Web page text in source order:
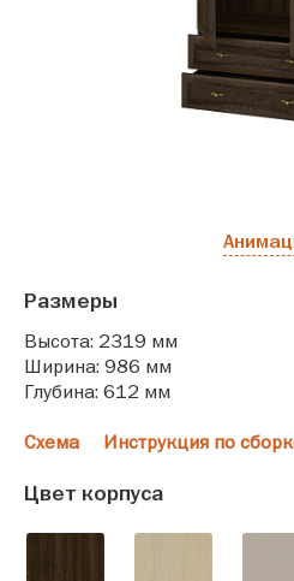
Размеры
Высота: 2319 мм
Ширина: 986 мм
Глубина: 612 мм
Схема Инструкция по
Цвет корпуса